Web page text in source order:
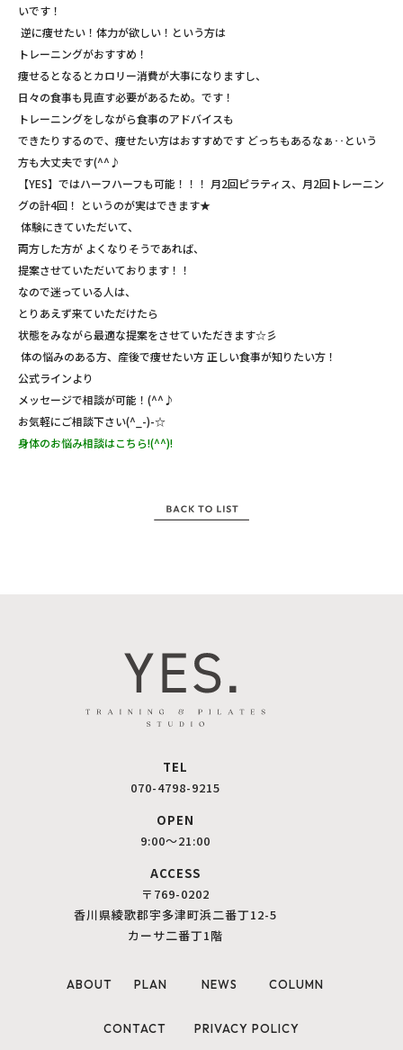
いです！
逆に痩せたい！体力が欲しい！という方は
トレーニングがおすすめ！
痩せるとなるとカロリー消費が大事になりますし、
日々の食事も見直す必要があるため。です！
トレーニングをしながら食事のアドバイスも
できたりするので、痩せたい方はおすすめです どっちもあるなぁ‥という
方も大丈夫です(^^♪
【YES】ではハーフハーフも可能！！！ 月2回ピラティス、月2回トレーニン
グの計4回！ というのが実はできます★
体験にきていただいて、
両方した方が よくなりそうであれば、
提案させていただいております！！
なので迷っている人は、
とりあえず来ていただけたら
状態をみながら最適な提案をさせていただきます☆彡
体の悩みのある方、産後で痩せたい方 正しい食事が知りたい方！
公式ラインより
メッセージで相談が可能！(^^♪
お気軽にご相談下さい(^_-)-☆
身体のお悩み相談はこちら!(^^)!
TEL
070-4798-9215
OPEN
9:00〜21:00
ACCESS
〒769-0202
香川県綾歌郡宇多津町浜二番丁12-5
カーサ二番丁1階
ABOUT PLAN NEWS COLUMN
CONTACT PRIVACY POLICY